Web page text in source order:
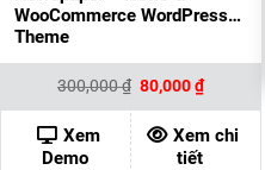
WooCommerce WordPress
Theme
300,000₫ Giá
gốc
là:
300,000 ₫.
80,000₫Giá
hiện
tại
là:
80,000 ₫.
Xem
Demo
Xem chi
tiết